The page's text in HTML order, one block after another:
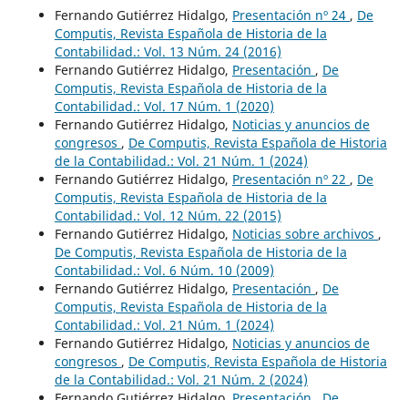
Fernando Gutiérrez Hidalgo, Presentación nº 24 , De
Computis, Revista Española de Historia de la
Contabilidad.: Vol. 13 Núm. 24 (2016)
Fernando Gutiérrez Hidalgo, Presentación , De
Computis, Revista Española de Historia de la
Contabilidad.: Vol. 17 Núm. 1 (2020)
Fernando Gutiérrez Hidalgo, Noticias y anuncios de
congresos , De Computis, Revista Española de Historia
de la Contabilidad.: Vol. 21 Núm. 1 (2024)
Fernando Gutiérrez Hidalgo, Presentación nº 22 , De
Computis, Revista Española de Historia de la
Contabilidad.: Vol. 12 Núm. 22 (2015)
Fernando Gutiérrez Hidalgo, Noticias sobre archivos ,
De Computis, Revista Española de Historia de la
Contabilidad.: Vol. 6 Núm. 10 (2009)
Fernando Gutiérrez Hidalgo, Presentación , De
Computis, Revista Española de Historia de la
Contabilidad.: Vol. 21 Núm. 1 (2024)
Fernando Gutiérrez Hidalgo, Noticias y anuncios de
congresos , De Computis, Revista Española de Historia
de la Contabilidad.: Vol. 21 Núm. 2 (2024)